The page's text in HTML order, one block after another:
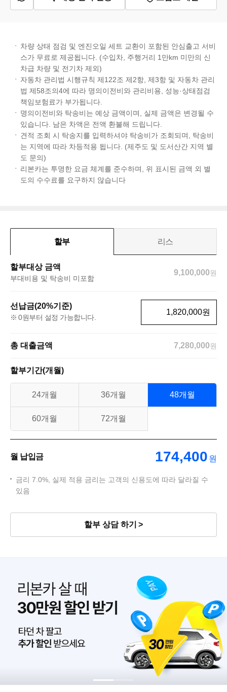
차량 상태 점검 및 엔진오일 세트 교환이 포함된 안심출고 서비
스가 무료로 제공됩니다. (수입차, 주행거리 1만km 미만의 신
차급 차량 및 전기차 제외)
자동차 관리법 시행규칙 제122조 제2항, 제3항 및 자동차 관리
법 제58조의4에 따라 명의이전비와 관리비용, 성능·상태점검
책임보험료가 부가됩니다.
명의이전비와 탁송비는 예상 금액이며, 실제 금액은 변경될 수
있습니다. 남은 차액은 전액 환불해 드립니다.
견적 조회 시 탁송지를 입력하셔야 탁송비가 조회되며, 탁송비
는 지역에 따라 차등적용 됩니다. (제주도 및 도서산간 지역 별
도 문의)
리본카는 투명한 요금 체계를 준수하며, 위 표시된 금액 외 별
도의 수수료를 요구하지 않습니다
할부 리스
할부대상 금액
부대비용 및 탁송비 미포함
9,100,000원
선납금(20%기준)
0원부터 설정 가능합니다.
원
총 대출금액 7,280,000원
할부기간(개월)
24개월 36개월 48개월
60개월 72개월
월 납입금 174,400 원
금리 7.0%, 실제 적용 금리는 고객의 신용도에 따라 달라질 수
있음
할부 상담 하기